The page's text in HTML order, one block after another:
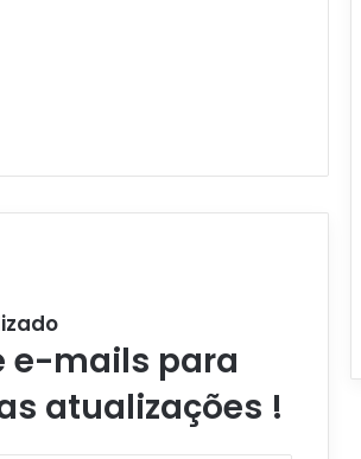
e-mails para
atualizações !